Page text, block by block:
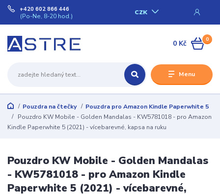
Menu
CZK
+420 602 866 446
(Po-Ne, 8-20 hod.)
0
0 Kč
Pouzdra na čtečky
Pouzdra pro Amazon Kindle Paperwhite 5
Pouzdro KW Mobile - Golden Mandalas - KW5781018 - pro Amazon
Kindle Paperwhite 5 (2021) - vícebarevné, kapsa na ruku
Pouzdro KW Mobile - Golden Mandalas
- KW5781018 - pro Amazon Kindle
Paperwhite 5 (2021) - vícebarevné,